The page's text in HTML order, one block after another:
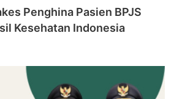
Penghina Pasien BPJS
Kesehatan Indonesia